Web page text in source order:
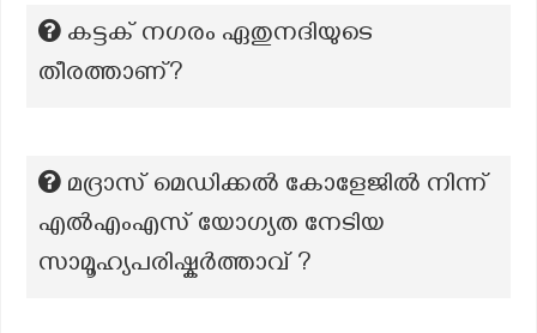
കട്ടക് നഗരം ഏതുനദിയുടെ
തീരത്താണ്?
മദ്രാസ് മെഡിക്കൽ കോളേജിൽ നിന്ന്
എൽഎംഎസ് യോഗ്യത നേടിയ
സാമൂഹ്യപരിഷ്കർത്താവ് ?